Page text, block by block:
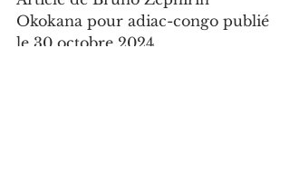
Okokana pour adiac-congo publié
le 30 octobre 2024